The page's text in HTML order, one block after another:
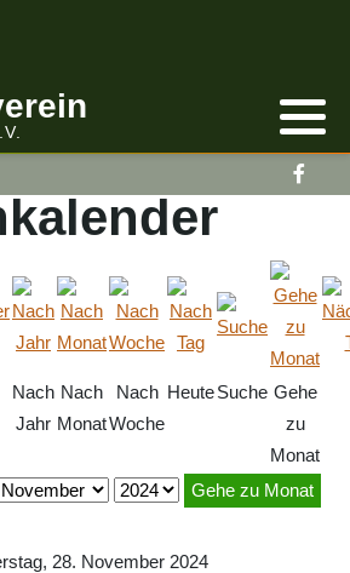
Nach
Jahr
Nach
Monat
Nach
Woche
HeuteSuche Gehe
zu
Monat
Gehe zu Monat
28. November 2024